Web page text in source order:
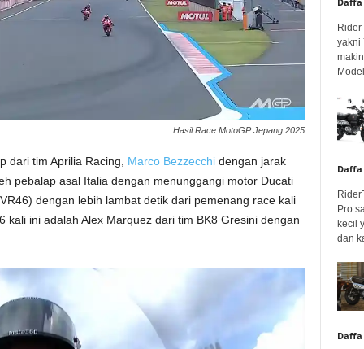
Hasil Race MotoGP Jepang 2025
dari tim Aprilia Racing, Marco Bezzecchidengan jarak
pebalap asal Italia dengan menunggangi motor Ducati
dengan lebih lambat detik dari pemenang race kali
ini adalah Alex Marquez dari tim BK8 Gresini dengan
yakni
Daffa
Pro
kecil
dan
Daffa